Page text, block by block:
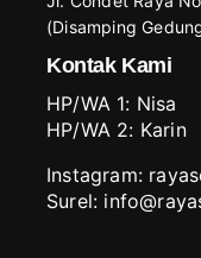
(Disamping
Kontak Kami
HP/WA 1: Nisa
HP/WA 2: Karin
Instagram:
Surel: